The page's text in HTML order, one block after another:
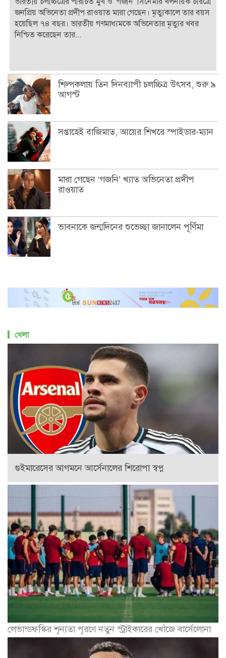
জনপ্রিয় অভিনেতা প্রদীপ রাওয়াত মারা গেছেন। মৃত্যুকালে তার বয়স
হয়েছিল ৭৪ বছর। ভারতীয় গণমাধ্যমকে অভিনেতার মৃত্যুর খবর
নিশ্চিত করেছেন তার...
শিল্পকলায় তিন দিনব্যাপী চলচ্চিত্র উৎসব, শুরু ৯
আগস্ট
সপ্তাহেই বাজিমাত, আয়ের শিখরে স্পাইডার-ম্যান
মারা গেছেন ‘গজনি’ খ্যাত অভিনেতা প্রদীপ
রাওয়াত
ভাবনাকে জন্মদিনের শুভেচ্ছা জানালেন পূর্ণিমা
খেলা
গুইমারেসের আগমনে আর্সেনালের শিরোপা স্বপ্ন
লেভান্ডফস্কির শূন্যতা পূরণে নতুন স্ট্রাইকারের খোঁজে বার্সেলোনা